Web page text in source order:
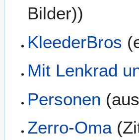
Bilder))
KleederBros
Mit Lenkrad
Personen
Zerro-Oma